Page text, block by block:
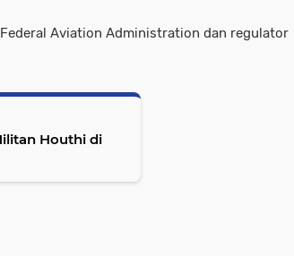
Aviation Administration dan regulator
Houthi di